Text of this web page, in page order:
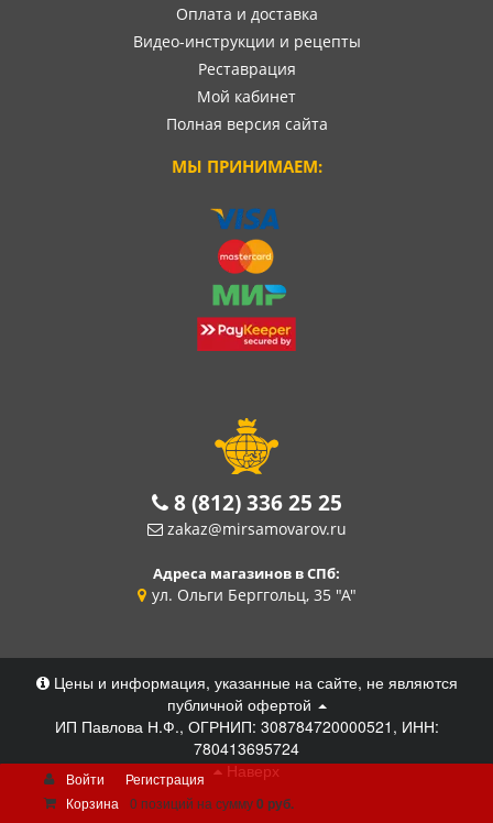
Оплата и доставка
Видео-инструкции и рецепты
Реставрация
Мой кабинет
Полная версия сайта
МЫ ПРИНИМАЕМ:
8 (812) 336 25 25
zakaz@mirsamovarov.ru
Адреса магазинов в СПб:
ул. Ольги Берггольц, 35 "А"
Цены и информация, указанные на сайте, не являются
публичной офертой
ИП Павлова Н.Ф., ОГРНИП: 308784720000521, ИНН:
780413695724
Наверх
Войти
Регистрация
Корзина
0 позиций на сумму0 руб.